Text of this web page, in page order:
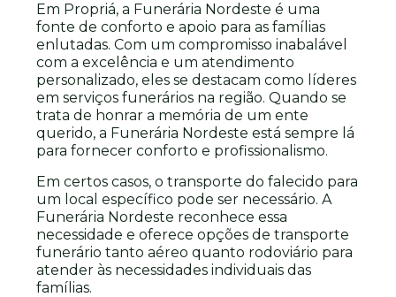
Em Propriá, a Funerária Nordeste é uma
fonte de conforto e apoio para as famílias
enlutadas. Com um compromisso inabalável
com a excelência e um atendimento
personalizado, eles se destacam como líderes
em serviços funerários na região. Quando se
trata de honrar a memória de um ente
querido, a Funerária Nordeste está sempre lá
para fornecer conforto e profissionalismo.
Em certos casos, o transporte do falecido para
um local específico pode ser necessário. A
Funerária Nordeste reconhece essa
necessidade e oferece opções de transporte
funerário tanto aéreo quanto rodoviário para
atender às necessidades individuais das
famílias.